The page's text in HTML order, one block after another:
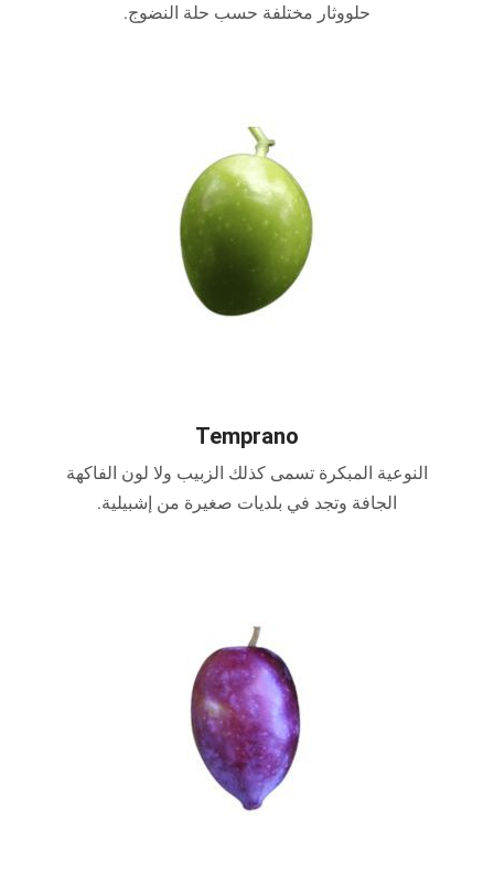
حلووثار مختلفة حسب حلة النضوج.
Temprano
النوعية المبكرة تسمى كذلك الزبيب ولا لون الفاكهة
الجافة وتجد في بلديات صغيرة من إشبيلية.